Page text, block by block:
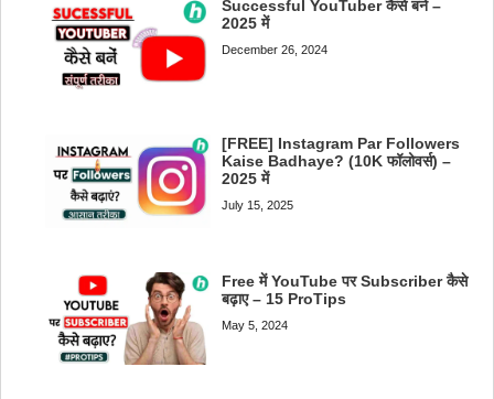
Successful YouTuber कैसे बने –
2025 में
December 26, 2024
[FREE] Instagram Par Followers
Kaise Badhaye? (10K फॉलोवर्स) –
2025 में
July 15, 2025
Free में YouTube पर Subscriber कैसे
बढ़ाए – 15 ProTips
May 5, 2024